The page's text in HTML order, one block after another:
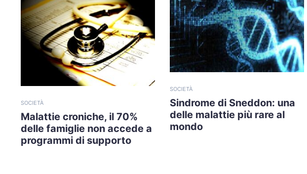
SOCIETÀ
Malattie croniche, il 70%
delle famiglie non accede a
programmi di supporto
SOCIETÀ
Sindrome di Sneddon: una
delle malattie più rare al
mondo